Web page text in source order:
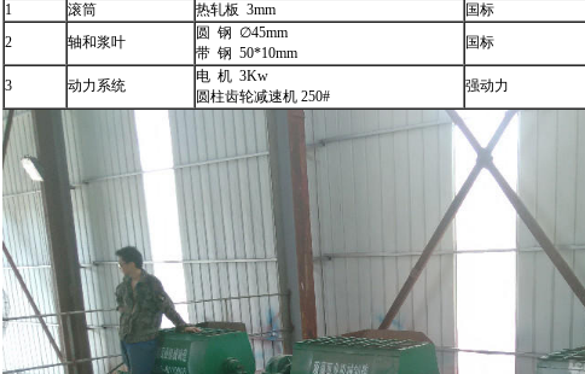
1
滚筒 热轧板 3mm
国标
2
轴和浆叶
圆 钢 ∅45mm
带 钢 50*10mm
国标
3 动力系统
电 机 3Kw
圆柱齿轮减速机 250#
强动力